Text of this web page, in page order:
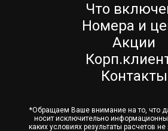
Что
Номера и
Акции
Контакты
*Обращаем Ваше внимание на то, что
носит исключительно
каких условиях результаты расчетов